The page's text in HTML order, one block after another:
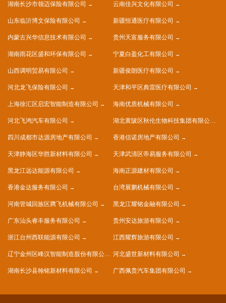
湖南长沙市领迈保险有限公司 云南佳兴文化有限公司
山东临沂博文保险有限公司 新疆恒通医疗有限公司
内蒙古兴华信息技术有限公司 贵州天富服务有限公司
湖南雨花区盛和环保有限公司 宁夏白盈化工有限公司
山西调明贸易有限公司 新疆俊朗医疗有限公司
河北龙飞保险有限公司 天津和平区典雷医疗有限公司
上海徐汇区启宏智能制造有限公司 海南优质机械有限公司
河北飞鸿汽车有限公司 湖北黄陂区秋伦生物科技集团有限公司
四川成都市达源房地产有限公司 香港信诺房地产有限公司
天津静海区华胜新材料有限公司 天津武清区帝易服务有限公司
黑龙江远达能源有限公司 海南正源建材有限公司
香港金达服务有限公司 台湾展鹏机械有限公司
河南管城回族区腾飞机械有限公司 黑龙江耀铭金融有限公司
广东汕头睿丰服务有限公司 贵州安达旅游有限公司
浙江台州西联能源有限公司 江西耀辉旅游有限公司
辽宁金州区峰汉智能制造股份有限公司 河北盛世新材料有限公司
湖南长沙县翰铭新材料有限公司 广西佩贵汽车集团有限公司